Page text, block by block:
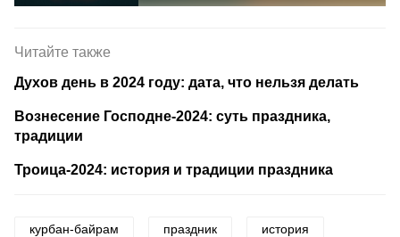
Читайте также
Духов день в 2024 году: дата, что нельзя делать
Вознесение Господне-2024: суть праздника,
традиции
Троица-2024: история и традиции праздника
курбан-байрам праздник история